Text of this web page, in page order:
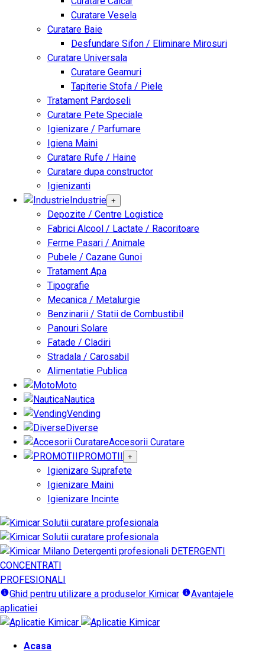
Curatare Vesela
Curatare Baie
Desfundare Sifon / Eliminare Mirosuri
Curatare Universala
Curatare Geamuri
Tapiterie Stofa / Piele
Tratament Pardoseli
Curatare Pete Speciale
Igienizare / Parfumare
Igiena Maini
Curatare Rufe / Haine
Curatare dupa constructor
Igienizanti
Industrie +
Depozite / Centre Logistice
Fabrici Alcool / Lactate / Racoritoare
Ferme Pasari / Animale
Pubele / Cazane Gunoi
Tratament Apa
Tipografie
Mecanica / Metalurgie
Benzinarii / Statii de Combustibil
Panouri Solare
Fatade / Cladiri
Stradala / Carosabil
Alimentatie Publica
Moto
Nautica
Vending
Diverse
Accesorii Curatare
PROMOTII +
Igienizare Suprafete
Igienizare Maini
Igienizare Incinte
DETERGENTI
CONCENTRATI
PROFESIONALI
Ghid pentru utilizare a produselor Kimicar
Avantajele
aplicatiei
Acasa